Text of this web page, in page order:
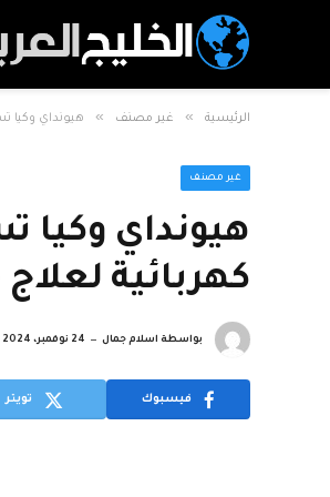
الرئيسية » غير مصنف » هيونداي وكيا تستدعيان أكثر من 208 آلاف
غير مصنف
كهربائية
بواسطة اسلام جمال 24 نوفمبر، 2024
فيسبوك تويتر